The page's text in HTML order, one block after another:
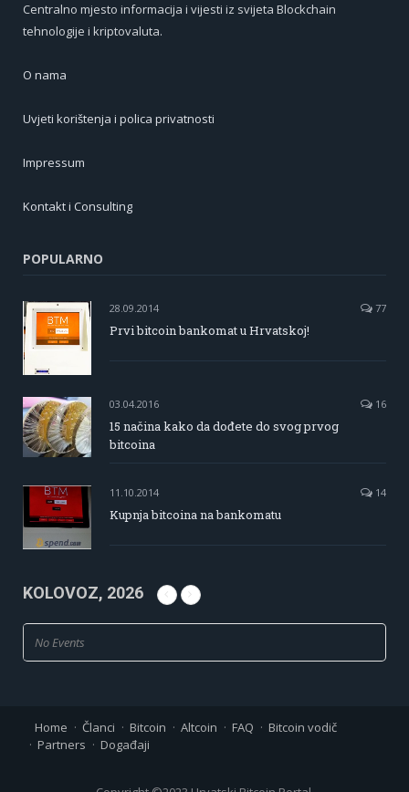
Centralno mjesto informacija i vijesti iz svijeta Blockchain
tehnologije i kriptovaluta.
O nama
Uvjeti korištenja i polica privatnosti
Impressum
Kontakt i Consulting
POPULARNO
28.09.2014 77
Prvi bitcoin bankomat u Hrvatskoj!
03.04.2016 16
15 načina kako da dođete do svog prvog
bitcoina
11.10.2014 14
Kupnja bitcoina na bankomatu
KOLOVOZ, 2026
No Events
Home Članci Bitcoin Altcoin FAQ
Bitcoin vodič
Partners
Događaji